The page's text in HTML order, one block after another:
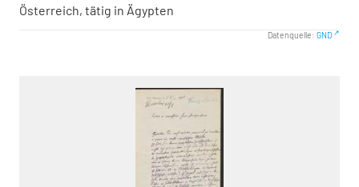
Österreich, tätig in Ägypten
Datenquelle: GND